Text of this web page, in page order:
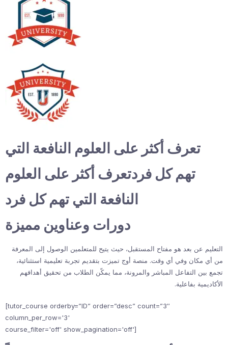
تعرف أكثر على العلوم النافعة التي
تهم كل فردتعرف أكثر على العلوم
النافعة التي تهم كل فرد
دورات وعناوين مميزة
التعليم عن بعد هو مفتاح المستقبل، حيث يتيح للمتعلمين الوصول إلى المعرفة
من أي مكان وفي أي وقت. منصة أوج تميزت بتقديم تجربة تعليمية استثنائية،
تجمع بين التفاعل المباشر والمرونة، مما يمكّن الطلاب من تحقيق أهدافهم
الأكاديمية بفاعلية.
[tutor_course orderby=”ID” order=”desc” count=”3″
column_per_row='3'
course_filter='off' show_pagination='off']